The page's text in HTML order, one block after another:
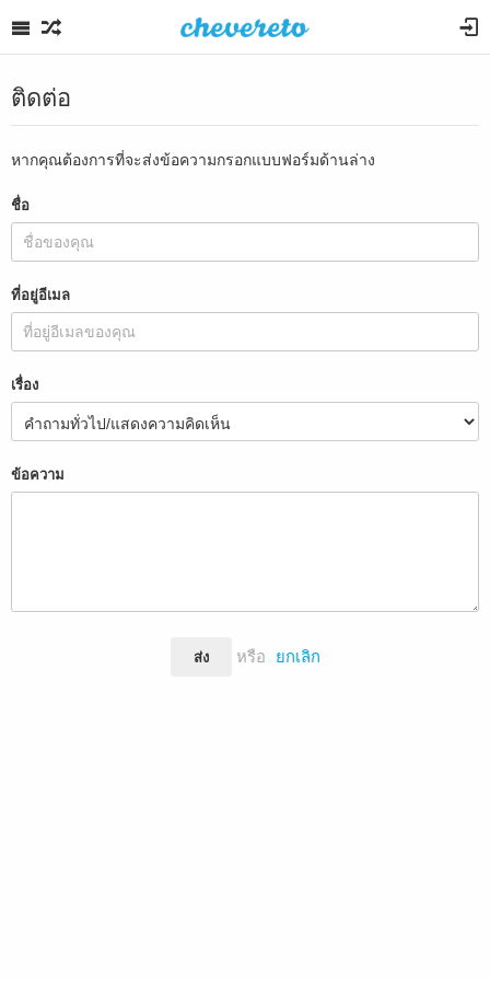
ติดต่อ
หากคุณต้องการที่จะส่งข้อความกรอกแบบฟอร์มด้านล่าง
ชื่อ
ที่อยู่อีเมล
เรื่อง
ข้อความ
ส่ง หรือ ยกเลิก